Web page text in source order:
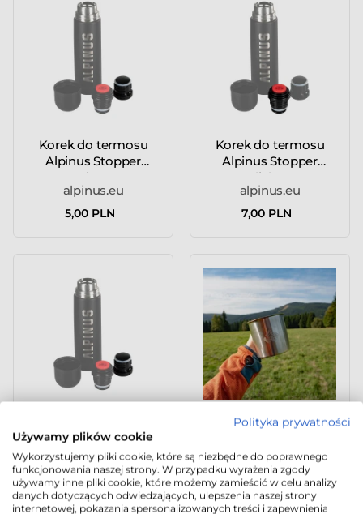
Korek do termosu
Alpinus Stopper
"Twist" 0...
alpinus.eu
5,00 PLN
Korek do termosu
Alpinus Stopper
"Click" 0...
alpinus.eu
7,00 PLN
Alpinus Stopper
"Twist" 1...
alpinus.eu
5,00 PLN
Kubek Alpinus Lugo
alpinus.eu
39,00 PLN
Polityka prywatności
Używamy plików cookie
Wykorzystujemy pliki cookie, które są niezbędne do poprawnego
funkcjonowania naszej strony. W przypadku wyrażenia zgody
używamy inne pliki cookie, które możemy zamieścić w celu analizy
danych dotyczących odwiedzających, ulepszenia naszej strony
internetowej, pokazania spersonalizowanych treści i zapewnienia